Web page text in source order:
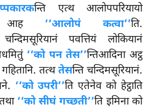
न्ति एत्थ आलोपपरियायो
आह ‘‘आलोपं कत्वा’’ति.
चन्दिमसूरियानं पवत्तियं लोकियानं
‘‘को पन तेस’’न्तिआदिना अट्ठ
तत्थतेसन्ति चन्दिमसूरियानं.
‘‘को उपरी’’ति एतेनेवको हेट्ठाति
‘‘को सीघं गच्छती’’ति इमिना को